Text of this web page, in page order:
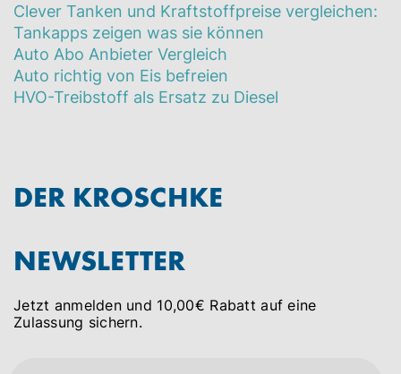
Clever Tanken und Kraftstoffpreise vergleichen:
Tankapps zeigen was sie können
Auto Abo Anbieter Vergleich
Auto richtig von Eis befreien
HVO-Treibstoff als Ersatz zu Diesel
DER KROSCHKE
NEWSLETTER
Jetzt anmelden und 10,00€ Rabatt auf eine
Zulassung sichern.